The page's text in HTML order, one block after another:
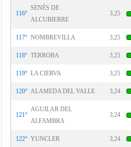
116°
SENÉS DE
ALCUBIERRE
3,25
117° NOMBREVILLA 3,25
118° TERROBA 3,25
119° LA CIERVA 3,25
120° ALAMEDA DEL VALLE 3,24
121°
AGUILAR DEL
ALFAMBRA
3,24
122° YUNCLER 3,24